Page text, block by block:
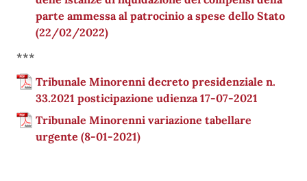
parte ammessa al patrocinio a spese dello Stato
(22/02/2022)
***
Tribunale Minorenni decreto presidenziale n.
33.2021 posticipazione udienza 17-07-2021
Tribunale Minorenni variazione tabellare
urgente (8-01-2021)